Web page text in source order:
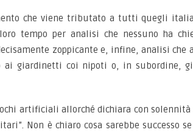
che viene tributato a tutti quegli
tempo per analisi che nessuno ha
zoppicante e, infine, analisi che
ai giardinetti coi nipoti o, in subordine,
artificiali allorché dichiara con solennità
Non è chiaro cosa sarebbe successo